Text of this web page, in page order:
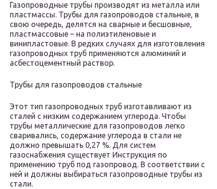
Газопроводные трубы производят из металла или
пластмассы. Трубы для газопроводов стальные, в
свою очередь, делятся на сварные и бесшовные,
пластмассовые – на полиэтиленовые и
винипластовые. В редких случаях для изготовления
газопроводных труб применяются алюминий и
асбестоцементный раствор.
Трубы для газопроводов стальные
Этот тип газопроводных труб изготавливают из
сталей с низким содержанием углерода. Чтобы
трубы металлические для газопроводов легко
сваривались, содержание углерода в стали не
должно превышать 0,27 %. Для систем
газоснабжения существует Инструкция по
применению труб под газопровод. В соответствии с
ней и должны выбираться газопроводные трубы из
стали.